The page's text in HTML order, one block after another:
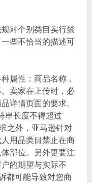
对个别类目实行禁
些不恰当的描述可
属性：商品名称，
卖家在上传时，必
详情页面的要求。
串长度不得超过
之外，亚马逊针对
用品类目禁止在商
部位。另外更要注
的期望与实际不
都可能导致对您商